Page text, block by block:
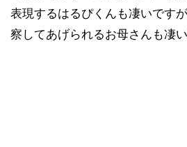
表現するはるぴくんも凄いです
察してあげられるお母さんも凄